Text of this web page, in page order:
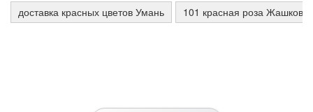
доставка красных цветов Умань 101 красная роза Жашков